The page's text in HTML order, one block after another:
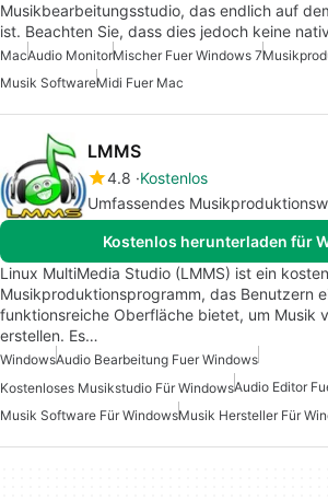
Musikbearbeitungsstudio, das endlich auf
ist. Beachten Sie, dass dies jedoch keine
MacAudio MonitorMischer Fuer Windows 7
Musik SoftwareMidi Fuer Mac
LMMS
4.8 Kostenlos
Umfassendes
Kostenlos herunterladen für
Linux MultiMedia Studio (LMMS) ist ein
Musikproduktionsprogramm, das Benutzern
funktionsreiche Oberfläche bietet, um Musik
erstellen. Es…
WindowsAudio Bearbeitung Fuer Windows
Kostenloses Musikstudio Für WindowsAudio Editor
Musik Software Für WindowsMusik Hersteller Für